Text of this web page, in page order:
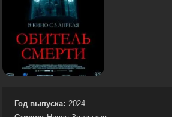
Год выпуска: 2024